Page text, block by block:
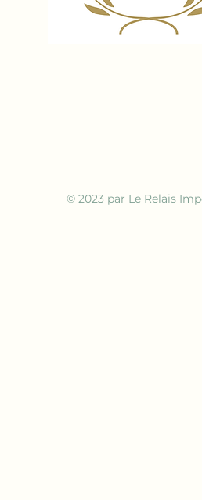
© 2023 par Le Relais